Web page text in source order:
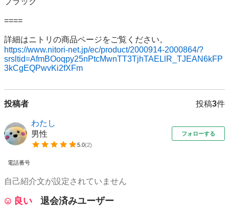
====
https://www.nitori-net.jp/ec/product/2000914-2000864/?
srsltid=AfmBOoqpy25nPtcMwnTT3TjhTAELlR_TJEAN6kFP
3kCgEQPwvKi2fXFm
投稿者 投稿3件
わたし
男性
5.0(2)
フォローする
電話番号
自己紹介文が設定されていません
良い
退会済みユーザー